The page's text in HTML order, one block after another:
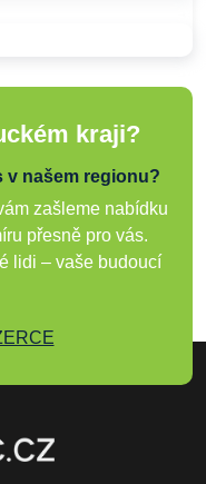
kraji?
v našem regionu?
zašleme nabídku
přesně pro vás.
lidi – vaše budoucí